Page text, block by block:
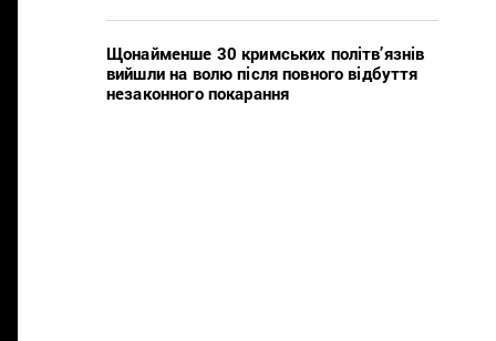
Щонайменше 30 кримських політв’язнів
вийшли на волю після повного відбуття
незаконного покарання